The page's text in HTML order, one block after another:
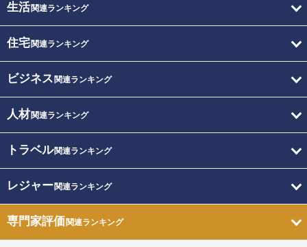
生活関連ランキング
住宅関連ランキング
ビジネス 関連ランキング
人材関連ランキング
トラベル関連ランキング
レジャー関連ランキング
専門家評価関連ランキング